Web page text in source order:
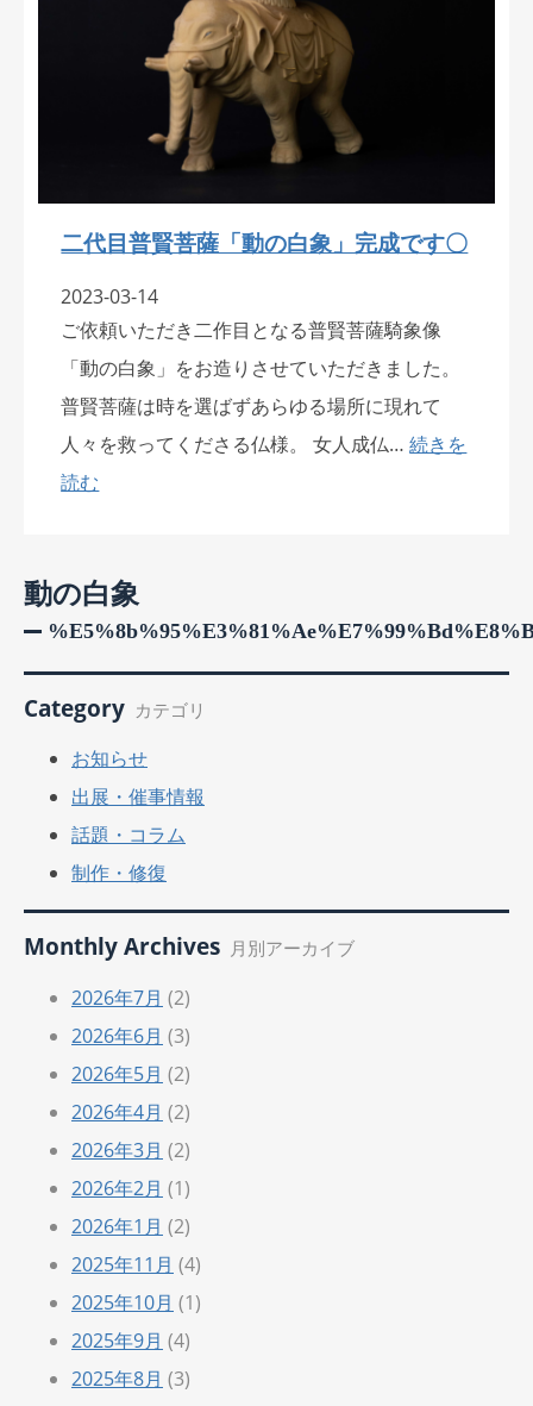
動の白象
Category カテゴリ
お知らせ
出展・催事情報
話題・コラム
制作・修復
Monthly Archives 月別アーカイブ
2026年7月 (2)
2026年6月 (3)
2026年5月 (2)
2026年4月 (2)
2026年3月 (2)
2026年2月 (1)
2026年1月 (2)
2025年11月 (4)
2025年10月 (1)
2025年9月 (4)
2025年8月 (3)
二代目普賢菩薩「動の白象」完成です〇
2023-03-14
ご依頼いただき二作目となる普賢菩薩騎象像
「動の白象」をお造りさせていただきました。
普賢菩薩は時を選ばずあらゆる場所に現れて
人々を救ってくださる仏様。 女人成仏…続きを
読む